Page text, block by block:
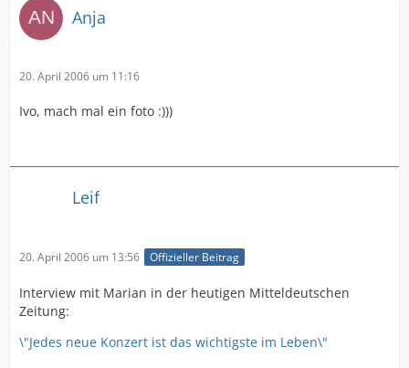
Anja
20. April 2006 um 11:16
Ivo, mach mal ein foto :)))
Leif
20. April 2006 um 13:56 Offizieller Beitrag
Interview mit Marian in der heutigen Mitteldeutschen
Zeitung:
\"Jedes neue Konzert ist das wichtigste im Leben\"